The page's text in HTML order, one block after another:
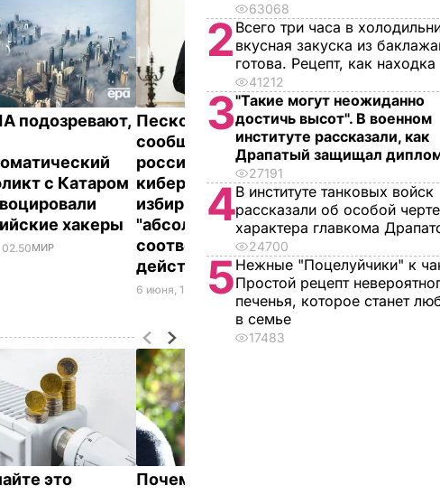
подозревают,
с Катаром
хакеры
МИР
Песков заявил, что
сообщения о
российских
кибератаках на
избиркомы США
"абсолютно не
соответствуют
действительности"
6 июня, 16.49 МИР
Спирс
своим
возлюбленным
Ашгари
6 июня, 14.20НОВОСТИ
это
Почему Чарльз III на
63068
2 Всего три часа в
вкусная закуска из
готова. Рецепт, как находка
41212
3"Такие могут неожиданно
достичь высот". В военном
институте рассказали, как
Драпатый защищал
27191
4В институте танковых войск
рассказали об особой черте
характера главкома
24700
5Нежные "Поцелуйчики" к
Простой рецепт
печенья, которое станет
в семье
17483